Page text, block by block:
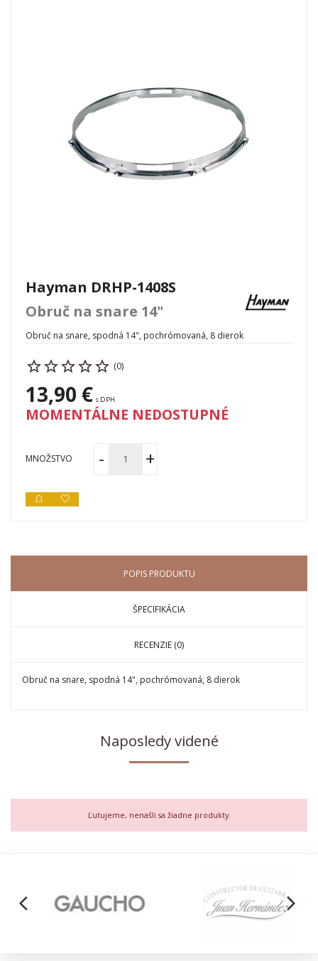
Hayman DRHP-1408S
Obruč na snare 14"
Obruč na snare, spodná 14", pochrómovaná, 8 dierok
(0)
13,90 € s DPH
MOMENTÁLNE NEDOSTUPNÉ
MNOŽSTVO
POPIS PRODUKTU
ŠPECIFIKÁCIA
RECENZIE (0)
Obruč na snare, spodná 14", pochrómovaná, 8 dierok
Naposledy videné
Ľutujeme, nenašli sa žiadne produkty.
arrow_back_ios arrow_forward_ios